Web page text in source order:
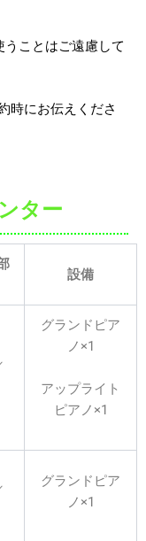
ことはご遠慮して
時にお伝えくださ
ター
設備
グランドピア
ノ×1
アップライト
ピアノ×1
グランドピア
ノ×1